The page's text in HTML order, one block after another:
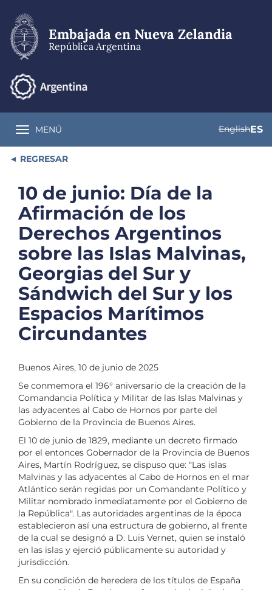
contenido
principal
Embajada en Nueva Zelandia
República Argentina
Toggle navigation
MENÚ EnglishES
REGRESAR
10 de junio: Día de la
Afirmación de los
Derechos Argentinos
sobre las Islas Malvinas,
Georgias del Sur y
Sándwich del Sur y los
Espacios Marítimos
Circundantes
Buenos Aires, 10 de junio de 2025
Se conmemora el 196° aniversario de la creación de la
Comandancia Política y Militar de las Islas Malvinas y
las adyacentes al Cabo de Hornos por parte del
Gobierno de la Provincia de Buenos Aires.
El 10 de junio de 1829, mediante un decreto firmado
por el entonces Gobernador de la Provincia de Buenos
Aires, Martín Rodríguez, se dispuso que: "Las islas
Malvinas y las adyacentes al Cabo de Hornos en el mar
Atlántico serán regidas por un Comandante Político y
Militar nombrado inmediatamente por el Gobierno de
la República". Las autoridades argentinas de la época
establecieron así una estructura de gobierno, al frente
de la cual se designó a D. Luis Vernet, quien se instaló
en las islas y ejerció públicamente su autoridad y
jurisdicción.
En su condición de heredera de los títulos de España